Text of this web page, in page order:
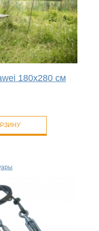
180х280 см